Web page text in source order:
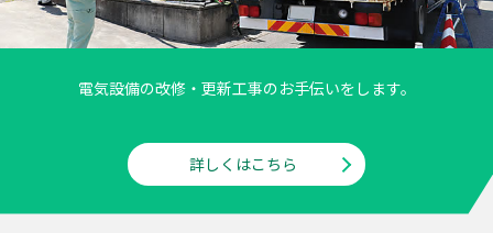
電気設備の改修・更新工事のお手伝いをします。
詳しくはこちら